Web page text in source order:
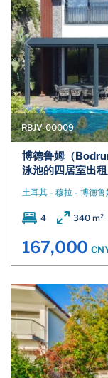
RBJV-00009
博德鲁姆（
泳池的四居室出
土耳其 - 穆拉 - 博德鲁
4 340 m²
167,000